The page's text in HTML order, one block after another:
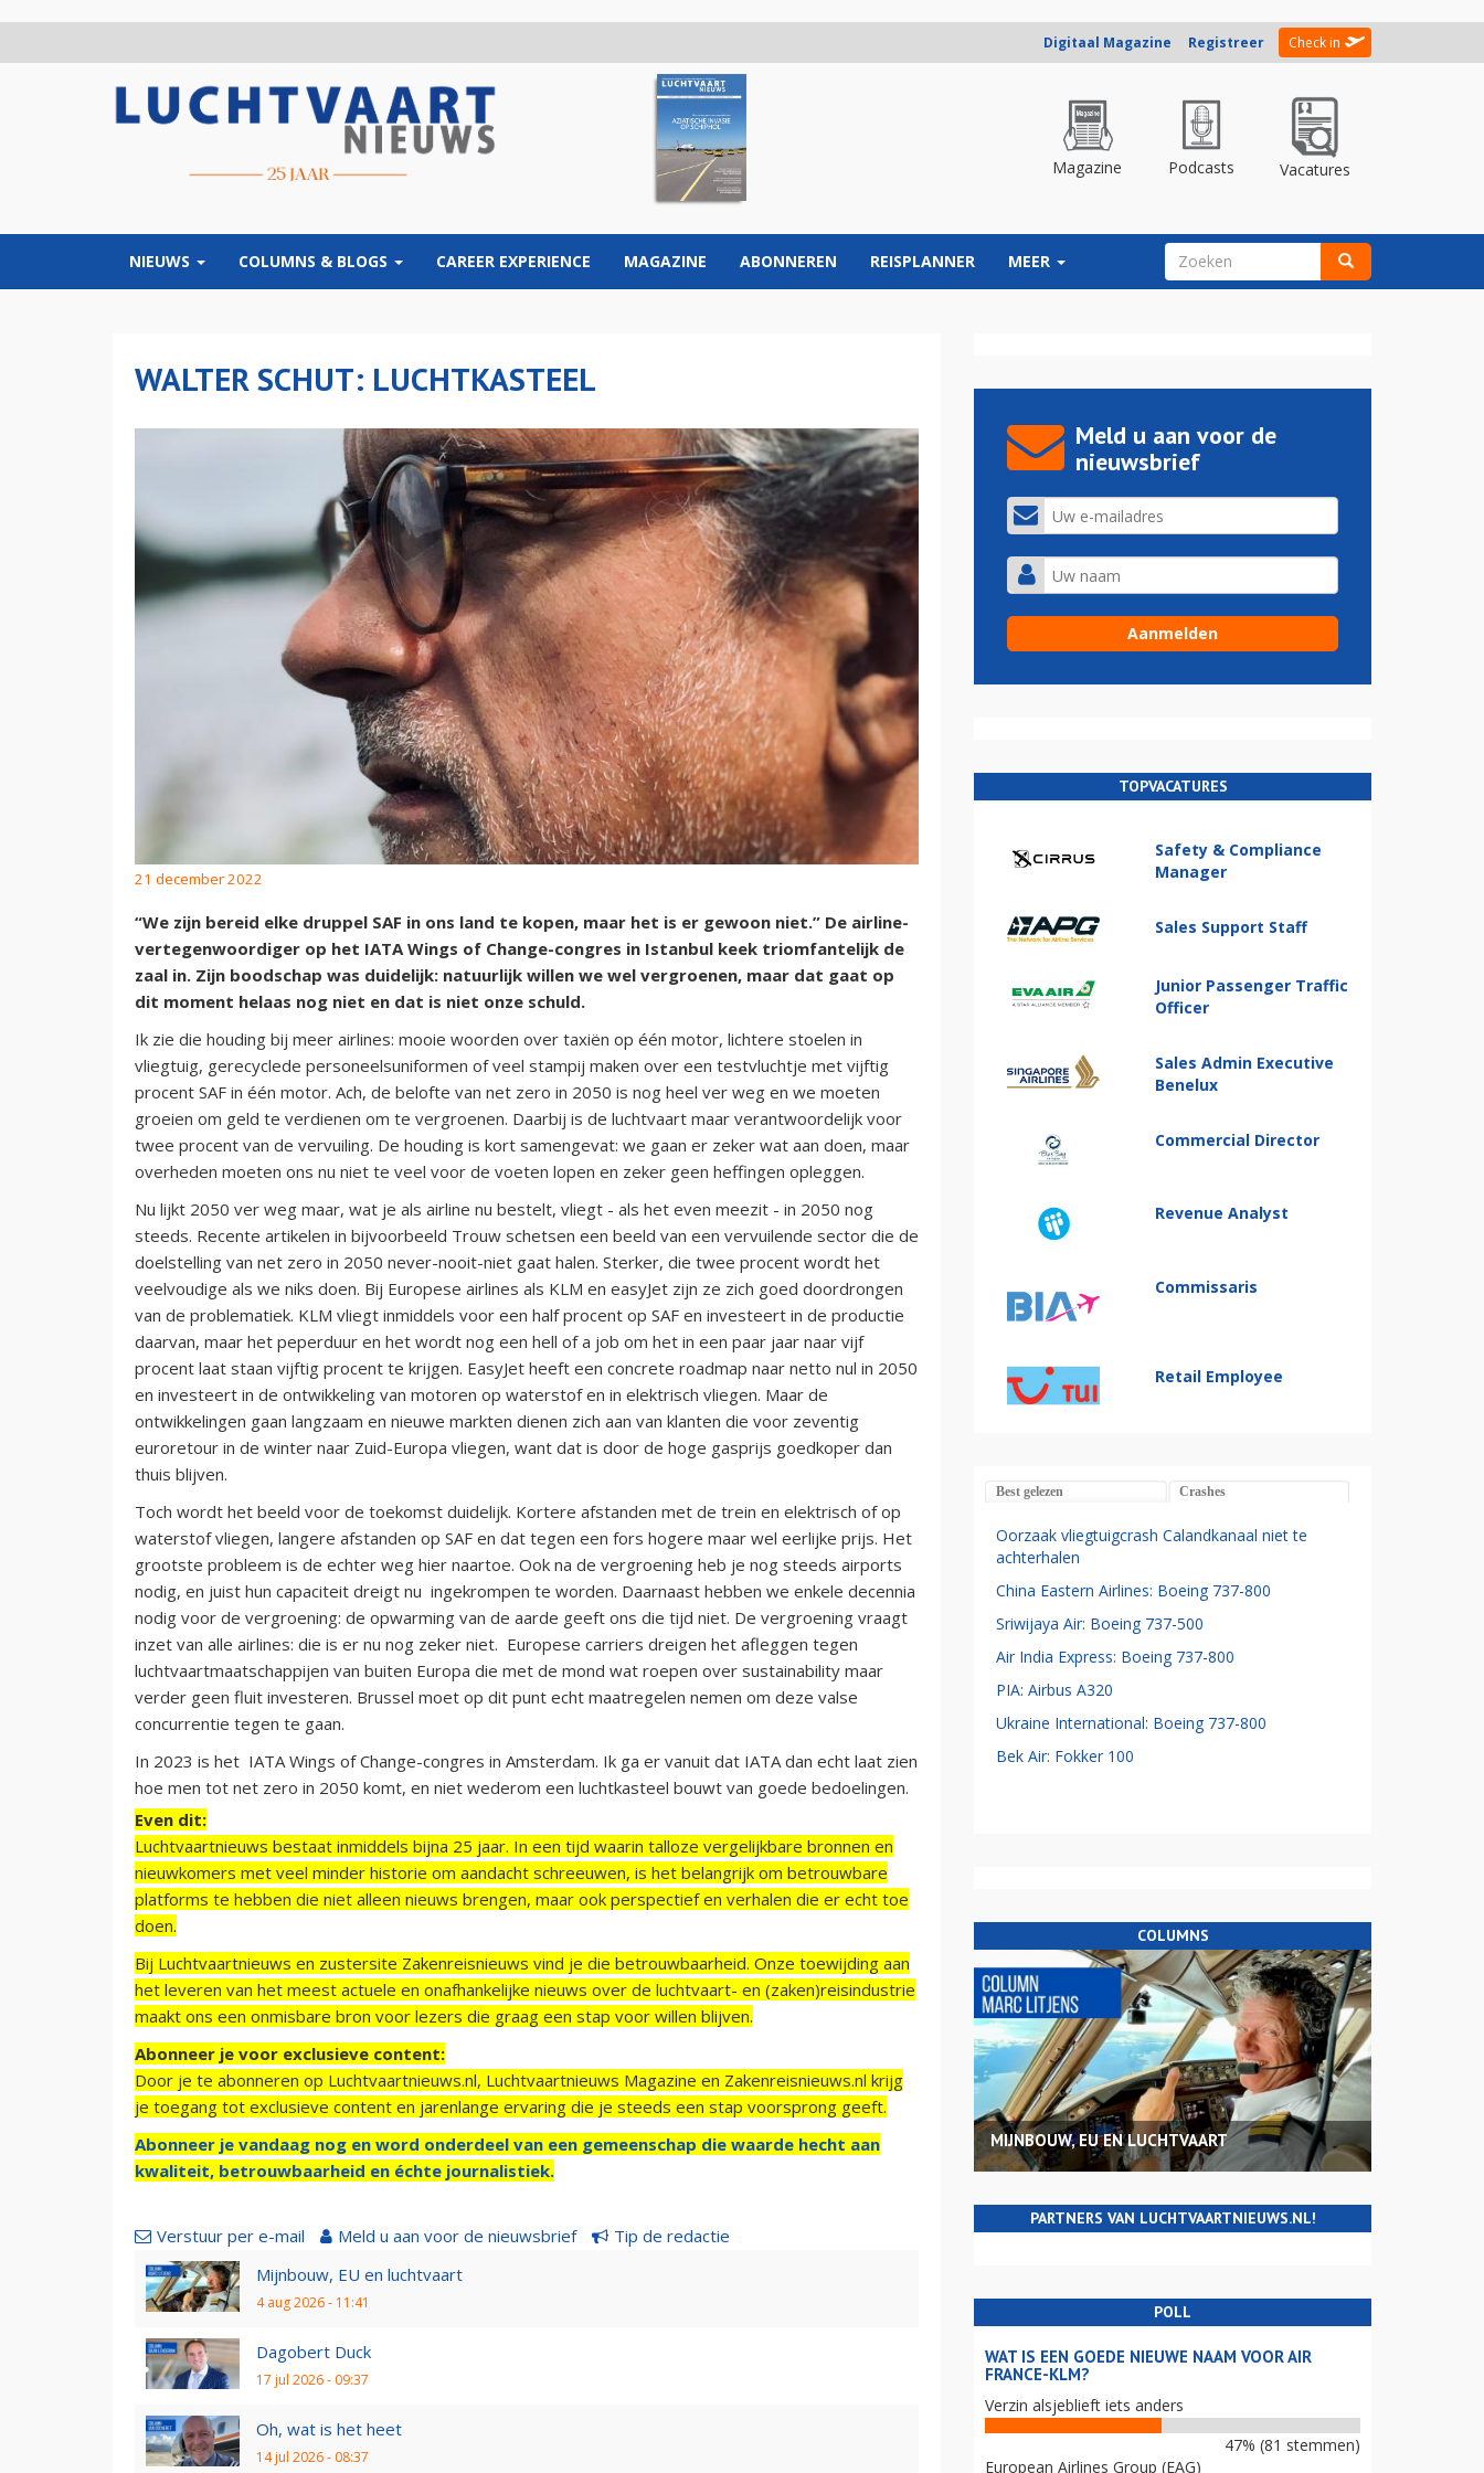
Digitaal Magazine Registreer Check in
Magazine Podcasts Vacatures
NIEUWS COLUMNS & BLOGS CAREER EXPERIENCE MAGAZINE ABONNEREN REISPLANNER MEER ZOEKVELD
WALTER SCHUT: LUCHTKASTEEL
21 december 2022
“We zijn bereid elke druppel SAF in ons land te kopen, maar het is er gewoon niet.” De airline-
vertegenwoordiger op het IATA Wings of Change-congres in Istanbul keek triomfantelijk de
zaal in. Zijn boodschap was duidelijk: natuurlijk willen we wel vergroenen, maar dat gaat op
dit moment helaas nog niet en dat is niet onze schuld.
Ik zie die houding bij meer airlines: mooie woorden over taxiën op één motor, lichtere stoelen in
vliegtuig, gerecyclede personeelsuniformen of veel stampij maken over een testvluchtje met vijftig
procent SAF in één motor. Ach, de belofte van net zero in 2050 is nog heel ver weg en we moeten
groeien om geld te verdienen om te vergroenen. Daarbij is de luchtvaart maar verantwoordelijk voor
twee procent van de vervuiling. De houding is kort samengevat: we gaan er zeker wat aan doen, maar
overheden moeten ons nu niet te veel voor de voeten lopen en zeker geen heffingen opleggen.
Nu lijkt 2050 ver weg maar, wat je als airline nu bestelt, vliegt - als het even meezit - in 2050 nog
steeds. Recente artikelen in bijvoorbeeld Trouw schetsen een beeld van een vervuilende sector die de
doelstelling van net zero in 2050 never-nooit-niet gaat halen. Sterker, die twee procent wordt het
veelvoudige als we niks doen. Bij Europese airlines als KLM en easyJet zijn ze zich goed doordrongen
van de problematiek. KLM vliegt inmiddels voor een half procent op SAF en investeert in de productie
daarvan, maar het peperduur en het wordt nog een hell of a job om het in een paar jaar naar vijf
procent laat staan vijftig procent te krijgen. EasyJet heeft een concrete roadmap naar netto nul in 2050
en investeert in de ontwikkeling van motoren op waterstof en in elektrisch vliegen. Maar de
ontwikkelingen gaan langzaam en nieuwe markten dienen zich aan van klanten die voor zeventig
euroretour in de winter naar Zuid-Europa vliegen, want dat is door de hoge gasprijs goedkoper dan
thuis blijven.
Toch wordt het beeld voor de toekomst duidelijk. Kortere afstanden met de trein en elektrisch of op
waterstof vliegen, langere afstanden op SAF en dat tegen een fors hogere maar wel eerlijke prijs. Het
grootste probleem is de echter weg hier naartoe. Ook na de vergroening heb je nog steeds airports
nodig, en juist hun capaciteit dreigt nu ingekrompen te worden. Daarnaast hebben we enkele decennia
nodig voor de vergroening: de opwarming van de aarde geeft ons die tijd niet. De vergroening vraagt
inzet van alle airlines: die is er nu nog zeker niet. Europese carriers dreigen het afleggen tegen
luchtvaartmaatschappijen van buiten Europa die met de mond wat roepen over sustainability maar
verder geen fluit investeren. Brussel moet op dit punt echt maatregelen nemen om deze valse
concurrentie tegen te gaan.
In 2023 is het IATA Wings of Change-congres in Amsterdam. Ik ga er vanuit dat IATA dan echt laat zien
hoe men tot net zero in 2050 komt, en niet wederom een luchtkasteel bouwt van goede bedoelingen.
Even dit:
Luchtvaartnieuws bestaat inmiddels bijna 25 jaar. In een tijd waarin talloze vergelijkbare bronnen en
nieuwkomers met veel minder historie om aandacht schreeuwen, is het belangrijk om betrouwbare
platforms te hebben die niet alleen nieuws brengen, maar ook perspectief en verhalen die er echt toe
doen.
Bij Luchtvaartnieuws en zustersite Zakenreisnieuws vind je die betrouwbaarheid. Onze toewijding aan
het leveren van het meest actuele en onafhankelijke nieuws over de luchtvaart- en (zaken)reisindustrie
maakt ons een onmisbare bron voor lezers die graag een stap voor willen blijven.
Abonneer je voor exclusieve content:
Door je te abonneren op Luchtvaartnieuws.nl, Luchtvaartnieuws Magazine en Zakenreisnieuws.nl krijg
je toegang tot exclusieve content en jarenlange ervaring die je steeds een stap voorsprong geeft.
Abonneer je vandaag nog en word onderdeel van een gemeenschap die waarde hecht aan
kwaliteit, betrouwbaarheid en échte journalistiek.
Verstuur per e-mail Meld u aan voor de nieuwsbrief
Tip de redactie
Mijnbouw, EU en luchtvaart
4 aug 2026 - 11:41
Dagobert Duck
17 jul 2026 - 09:37
Oh, wat is het heet
14 jul 2026 - 08:37
Meld u aan voor de
nieuwsbrief
TOPVACATURES
Safety & Compliance
Manager
Sales Support Staff
Junior Passenger Traffic
Officer
Sales Admin Executive
Benelux
Commercial Director
Revenue Analyst
Commissaris
Retail Employee
Best gelezen Crashes
Oorzaak vliegtuigcrash Calandkanaal niet te
achterhalen
China Eastern Airlines: Boeing 737-800
Sriwijaya Air: Boeing 737-500
Air India Express: Boeing 737-800
PIA: Airbus A320
Ukraine International: Boeing 737-800
Bek Air: Fokker 100
COLUMNS
MIJNBOUW, EU EN LUCHTVAART
PARTNERS VAN LUCHTVAARTNIEUWS.NL!
POLL
WAT IS EEN GOEDE NIEUWE NAAM VOOR AIR
FRANCE-KLM?
Verzin alsjeblieft iets anders
47% (81 stemmen)
European Airlines Group (EAG)